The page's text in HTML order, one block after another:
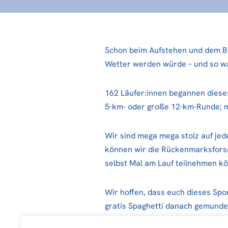
Schon beim Aufstehen und dem
Wetter werden würde – und so
162 Läufer:innen begannen
5-km- oder große 12-km-
Wir sind mega mega stolz auf
können wir die
selbst Mal am Lauf teilnehmen
Wir hoffen, dass euch dieses
gratis Spaghetti danach